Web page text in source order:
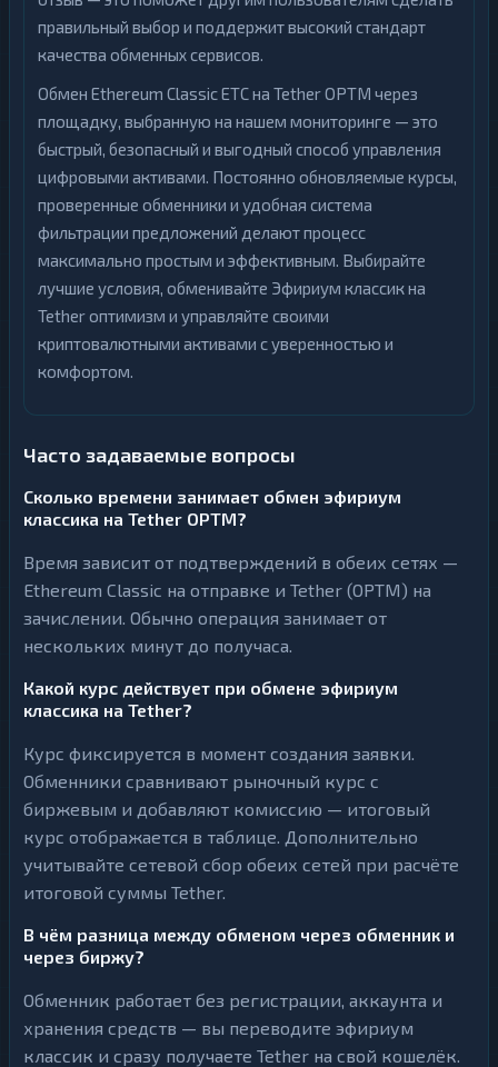
правильный выбор и поддержит высокий стандарт
качества обменных сервисов.
Обмен Ethereum Classic ETC на Tether OPTM через
площадку, выбранную на нашем мониторинге — это
быстрый, безопасный и выгодный способ управления
цифровыми активами. Постоянно обновляемые курсы,
проверенные обменники и удобная система
фильтрации предложений делают процесс
максимально простым и эффективным. Выбирайте
лучшие условия, обменивайте Эфириум классик на
Tether оптимизм и управляйте своими
криптовалютными активами с уверенностью и
комфортом.
Часто задаваемые вопросы
Сколько времени занимает обмен эфириум
классика на Tether OPTM?
Время зависит от подтверждений в обеих сетях —
Ethereum Classic на отправке и Tether (OPTM) на
зачислении. Обычно операция занимает от
нескольких минут до получаса.
Какой курс действует при обмене эфириум
классика на Tether?
Курс фиксируется в момент создания заявки.
Обменники сравнивают рыночный курс с
биржевым и добавляют комиссию — итоговый
курс отображается в таблице. Дополнительно
учитывайте сетевой сбор обеих сетей при расчёте
итоговой суммы Tether.
В чём разница между обменом через обменник и
через биржу?
Обменник работает без регистрации, аккаунта и
хранения средств — вы переводите эфириум
классик и сразу получаете Tether на свой кошелёк.